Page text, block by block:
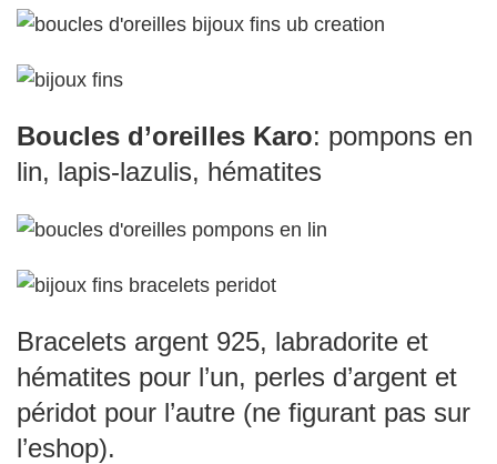
Boucles d’oreilles Karo: pompons en
lin, lapis-lazulis, hématites
Bracelets argent 925, labradorite et
hématites pour l’un, perles d’argent et
péridot pour l’autre (ne figurant pas sur
l’eshop).